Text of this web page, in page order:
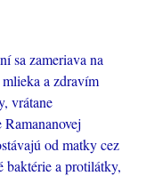
sa zameriava na
a zdravím
vrátane
od matky cez
baktérie a protilátky,